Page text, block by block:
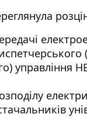
управління